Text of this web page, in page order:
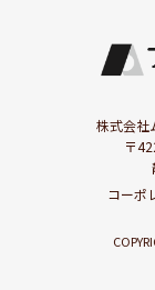
株式会社
〒
コーポ